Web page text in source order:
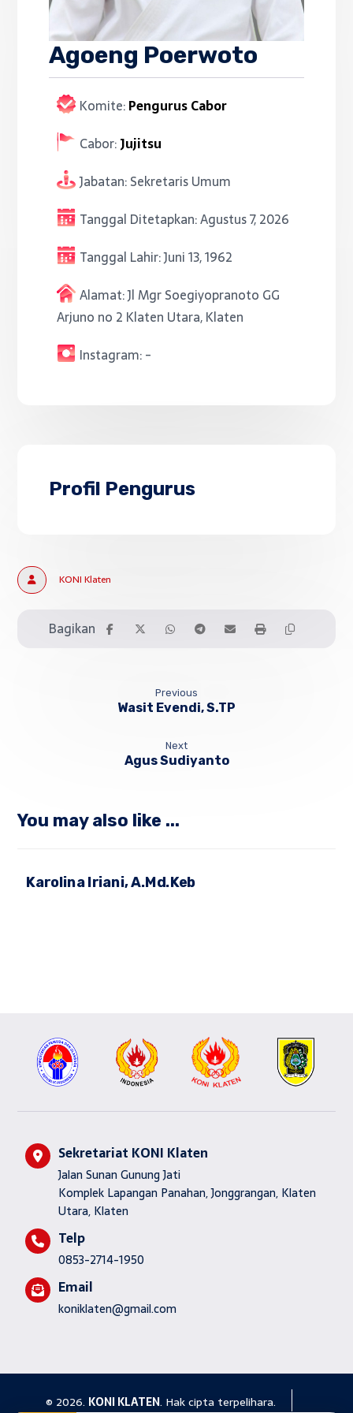
Agoeng Poerwoto
Komite:Pengurus Cabor
Cabor:Jujitsu
Jabatan:Sekretaris Umum
Tanggal Ditetapkan:Agustus 7, 2026
Tanggal Lahir:Juni 13, 1962
Alamat:Jl Mgr Soegiyopranoto GG
Arjuno no 2 Klaten Utara, Klaten
Instagram:-
Profil Pengurus
KONI Klaten
Previous
Wasit Evendi, S.TP
Next
Agus Sudiyanto
You may also like ...
Karolina Iriani, A.Md.Keb
Sekretariat KONI Klaten
Jalan Sunan Gunung Jati
Komplek Lapangan Panahan, Jonggrangan, Klaten
Utara, Klaten
Telp
0853-2714-1950
Email
koniklaten@gmail.com
© 2026. KONI KLATEN. Hak cipta terpelihara.